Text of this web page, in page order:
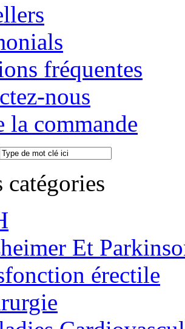
fréquentes
nous
la commande
catégories
Et
érectile